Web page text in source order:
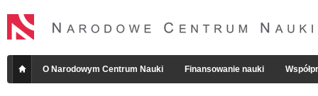
O Narodowym Centrum Nauki Finansowanie nauki